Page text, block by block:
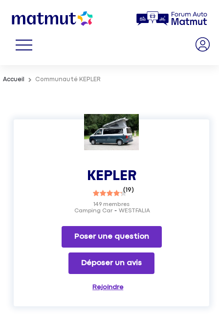
Accueil Communauté KEPLER
KEPLER
(19)
Camping Car WESTFALIA
149 membres
Poser une question
Déposer un avis
Rejoindre